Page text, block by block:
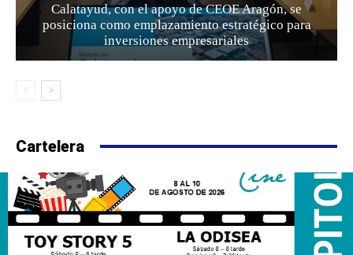
Calatayud, con el apoyo de CEOE Aragón, se
posiciona como emplazamiento estratégico para
inversiones empresariales
Cartelera